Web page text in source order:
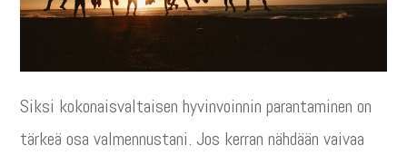
Siksi kokonaisvaltaisen hyvinvoinnin parantaminen on
tärkeä osa valmennustani. Jos kerran nähdään vaivaa